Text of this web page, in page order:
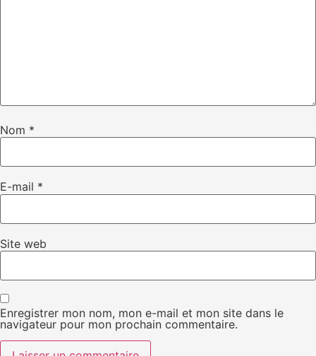
Nom *
E-mail *
Site web
Enregistrer mon nom, mon e-mail et mon site dans le
navigateur pour mon prochain commentaire.